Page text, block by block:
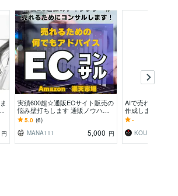
円
実績600超☆通販ECサイト販売の
悩み壁打ちします 通販ノウハウ
を活かして売上アップや集客アッ
プをサポートします
5.0 (6)
MANA111
5,000 円
AIで売れるメル
作成します 初心
場分析から価格
-